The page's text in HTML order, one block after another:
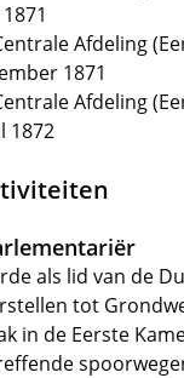
Afdeling
1871
Afdeling
1872
als lid van de
tot
in de Eerste